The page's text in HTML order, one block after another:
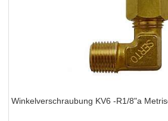
Winkelverschraubung KV6 -R1/8"a